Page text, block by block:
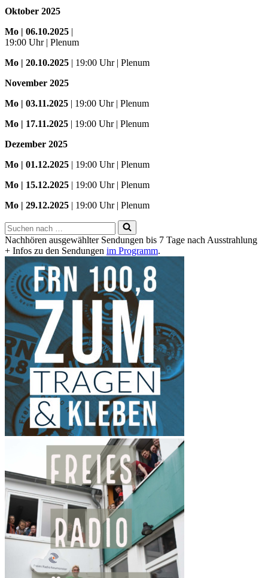
Oktober 2025
Mo | 06.10.2025 |
19:00 Uhr | Plenum
Mo | 20.10.2025 | 19:00 Uhr | Plenum
November 2025
Mo | 03.11.2025 | 19:00 Uhr | Plenum
Mo | 17.11.2025 | 19:00 Uhr | Plenum
Dezember 2025
Mo | 01.12.2025 | 19:00 Uhr | Plenum
Mo | 15.12.2025 | 19:00 Uhr | Plenum
Mo | 29.12.2025 | 19:00 Uhr | Plenum
Suchen
nach …
Nachhören ausgewählter Sendungen bis 7 Tage nach Ausstrahlung
+ Infos zu den Sendungen im Programm.